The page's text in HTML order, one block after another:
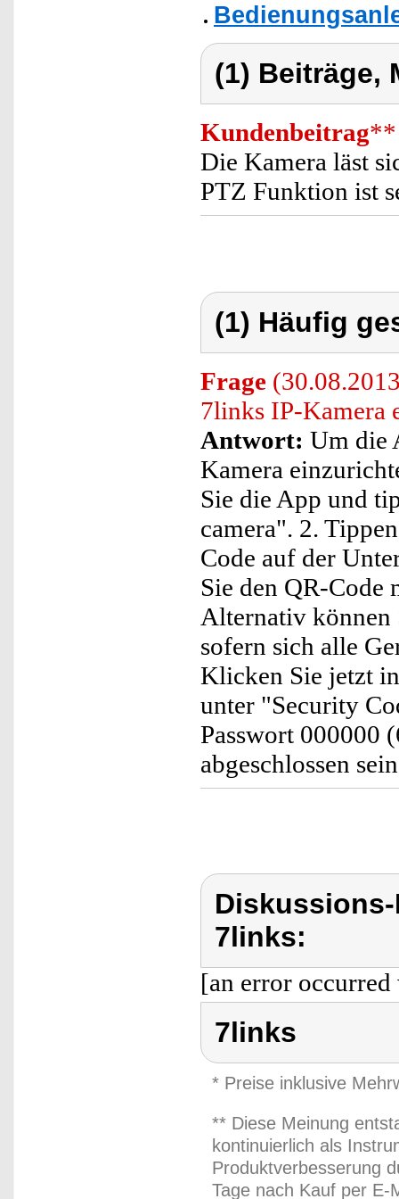
(1) Beiträge,
Kundenbeitrag**
Die Kamera läst
PTZ Funktion ist
(1) Häufig
Frage
7links IP-Kamera
Antwort: Um die
Kamera
Sie die App und
camera". 2.
Code auf der
Sie den QR-
Alternativ können
sofern sich alle
Klicken Sie jetzt
unter "Security
Passwort 000000
abgeschlossen
7links:
[an error
7links
* Preise inklusive
** Diese Meinung
kontinuierlich als
Produktverbesserung
Tage nach Kauf per E-